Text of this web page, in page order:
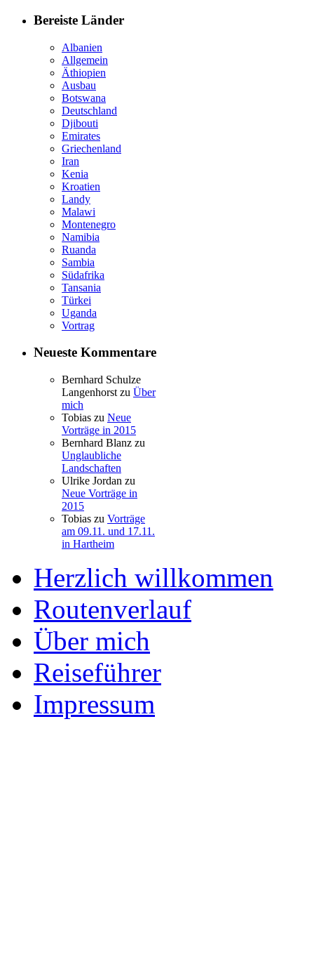
Bereiste Länder
Albanien
Allgemein
Äthiopien
Ausbau
Botswana
Deutschland
Djibouti
Emirates
Griechenland
Iran
Kenia
Kroatien
Landy
Malawi
Montenegro
Namibia
Ruanda
Sambia
Südafrika
Tansania
Türkei
Uganda
Vortrag
Neueste Kommentare
Bernhard Schulze
Langenhorst zu Über
mich
Tobias zu Neue
Vorträge in 2015
Bernhard Blanz zu
Unglaubliche
Landschaften
Ulrike Jordan zu
Neue Vorträge in
2015
Tobias zu Vorträge
am 09.11. und 17.11.
in Hartheim
Herzlich willkommen
Routenverlauf
Über mich
Reiseführer
Impressum